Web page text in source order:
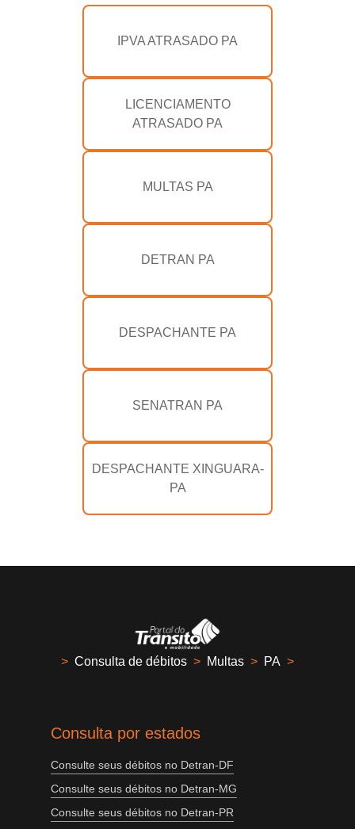
IPVA ATRASADO PA
LICENCIAMENTO
ATRASADO PA
MULTAS PA
DETRAN PA
DESPACHANTE PA
SENATRAN PA
DESPACHANTE XINGUARA-
PA
> Consulta de débitos > Multas > PA >
Consulta por estados
Consulte seus débitos no Detran-DF
Consulte seus débitos no Detran-MG
Consulte seus débitos no Detran-PR